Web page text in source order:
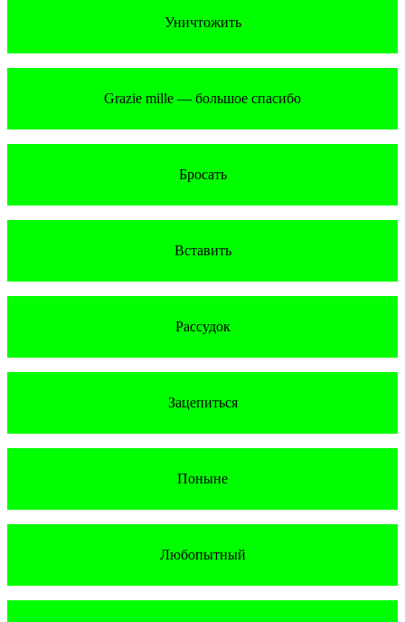
Уничтожить
Grazie mille — большое спасибо
Бросать
Вставить
Рассудок
Зацепиться
Поныне
Любопытный